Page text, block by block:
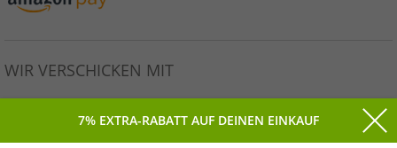
WIR VERSCHICKEN MIT
7% EXTRA-RABATT AUF DEINEN EINKAUF